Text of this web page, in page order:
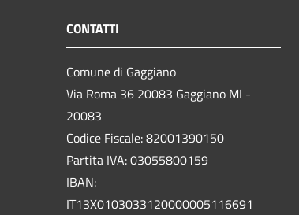
CONTATTI
Comune di Gaggiano
Via Roma 36 20083 Gaggiano MI -
20083
Codice Fiscale: 82001390150
Partita IVA: 03055800159
IBAN:
IT13X0103033120000005116691